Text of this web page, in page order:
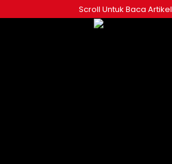
ke
Scroll Untuk Baca Artikel